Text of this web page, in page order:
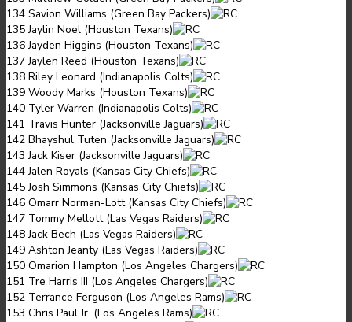
134 Savion Williams (Green Bay Packers)
135 Jaylin Noel (Houston Texans)
136 Jayden Higgins (Houston Texans)
137 Jaylen Reed (Houston Texans)
138 Riley Leonard (Indianapolis Colts)
139 Woody Marks (Houston Texans)
140 Tyler Warren (Indianapolis Colts)
141 Travis Hunter (Jacksonville Jaguars)
142 Bhayshul Tuten (Jacksonville Jaguars)
143 Jack Kiser (Jacksonville Jaguars)
144 Jalen Royals (Kansas City Chiefs)
145 Josh Simmons (Kansas City Chiefs)
146 Omarr Norman-Lott (Kansas City Chiefs)
147 Tommy Mellott (Las Vegas Raiders)
148 Jack Bech (Las Vegas Raiders)
149 Ashton Jeanty (Las Vegas Raiders)
150 Omarion Hampton (Los Angeles Chargers)
151 Tre Harris III (Los Angeles Chargers)
152 Terrance Ferguson (Los Angeles Rams)
153 Chris Paul Jr. (Los Angeles Rams)